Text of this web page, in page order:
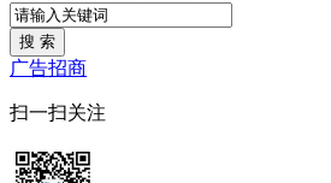
搜 索
广告招商
扫一扫关注